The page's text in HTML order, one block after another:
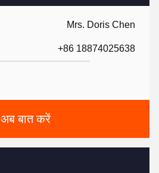
Mrs. Doris Chen
+86 18874025638
अब बात करें